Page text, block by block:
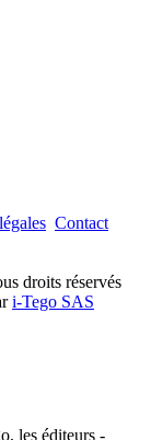
Contact
droits réservés
i-Tego SAS
les éditeurs -